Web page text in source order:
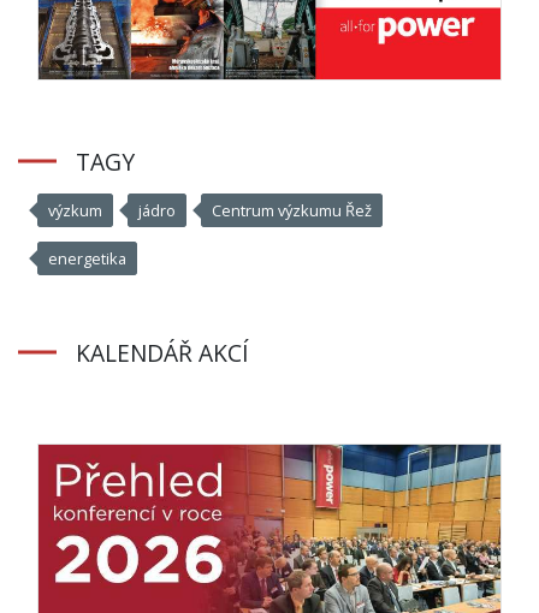
TAGY
výzkum jádro Centrum výzkumu Řež
energetika
KALENDÁŘ AKCÍ